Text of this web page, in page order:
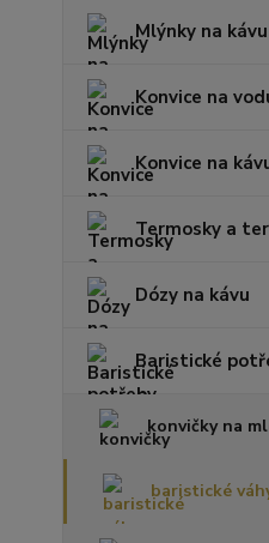
Mlýnky na kávu
Konvice na
Konvice na
Termosky a
Dózy na kávu
Baristické
konvičky na
baristické